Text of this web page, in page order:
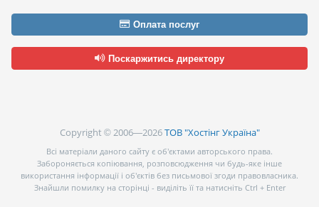
Оплата послуг
Поскаржитись директору
Copyright © 2006—2026ТОВ "Хостінг Україна"
Всі матеріали даного сайту є об’єктами авторського права.
Забороняється копіювання, розповсюдження чи будь-яке інше
використання інформації і об’єктів без письмової згоди правовласника.
Знайшли помилку на сторінці - виділіть її та натисніть Ctrl + Enter